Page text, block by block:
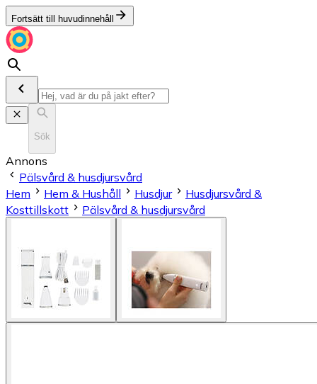
Fortsätt till huvudinnehåll
Sök
Annons
Pälsvård & husdjursvård
Hem
Hem & Hushåll Husdjur
Husdjursvård &
Kosttillskott
Pälsvård & husdjursvård